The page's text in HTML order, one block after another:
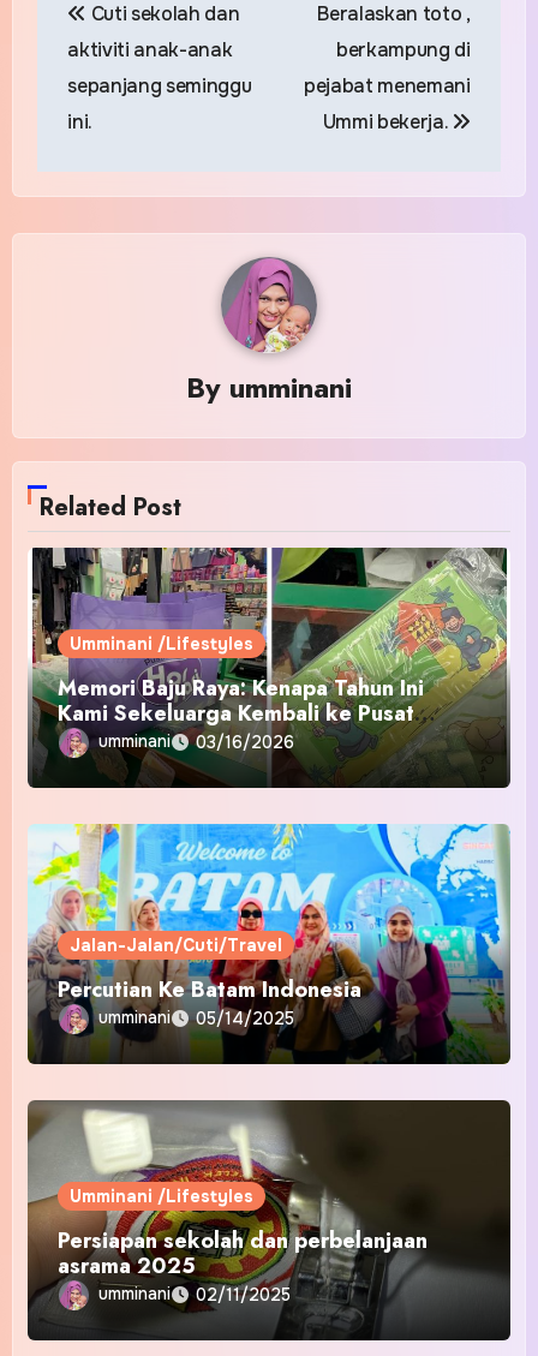
navigation
Cuti sekolah dan
aktiviti anak-anak
sepanjang seminggu
ini.
Beralaskan toto ,
berkampung di
pejabat menemani
Ummi bekerja.
By umminani
Related Post
Umminani /Lifestyles
Memori Baju Raya: Kenapa Tahun Ini
Kami Sekeluarga Kembali ke Pusat
Pakaian Hari-Hari?
umminani 03/16/2026
Jalan-Jalan/Cuti/Travel
Percutian Ke Batam Indonesia
umminani 05/14/2025
Umminani /Lifestyles
Persiapan sekolah dan perbelanjaan
asrama 2025
umminani 02/11/2025